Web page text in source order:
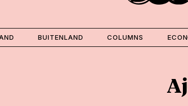
BUITENLAND COLUMNS